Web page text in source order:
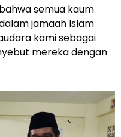
semua kaum
jamaah Islam
kami sebagai
mereka dengan